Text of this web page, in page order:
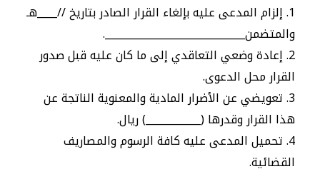
إلزام المدعى عليه بإلغاء القرار الصادر بتاريخ //____هـ
والمتضمن____________________________.
إعادة وضعي التعاقدي إلى ما كان عليه قبل صدور
القرار محل الدعوى.
تعويضي عن الأضرار المادية والمعنوية الناتجة عن
هذا القرار وقدرها (___________) ريال.
تحميل المدعى عليه كافة الرسوم والمصاريف
القضائية.